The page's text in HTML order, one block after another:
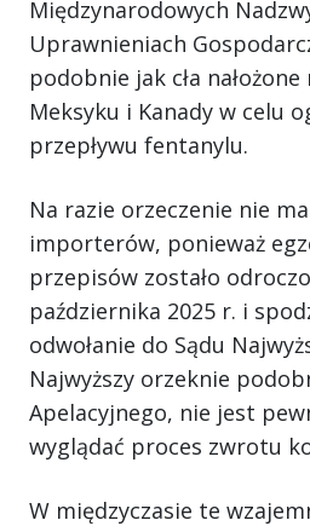
Międzynarodowych
Uprawnieniach
podobnie jak cła
Meksyku i Kanady w celu
przepływu fentanylu.
Na razie orzeczenie nie
importerów, ponieważ
przepisów zostało
października 2025 r. i
odwołanie do Sądu
Najwyższy orzeknie
Apelacyjnego, nie jest
wyglądać proces zwrotu
W międzyczasie te